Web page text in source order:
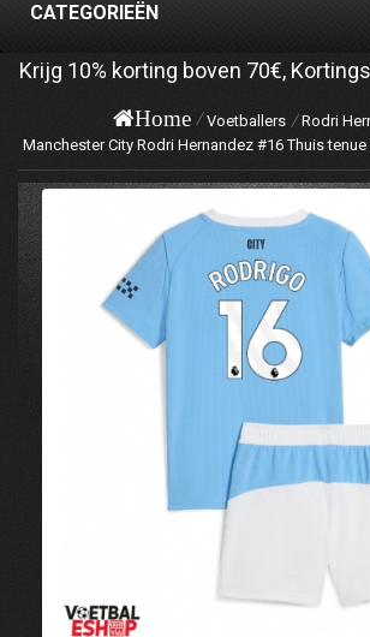
CATEGORIEËN
Krijg 10% korting boven 70€,
Home Voetballers
Rodri
Manchester City Rodri Hernandez #16 Thuis